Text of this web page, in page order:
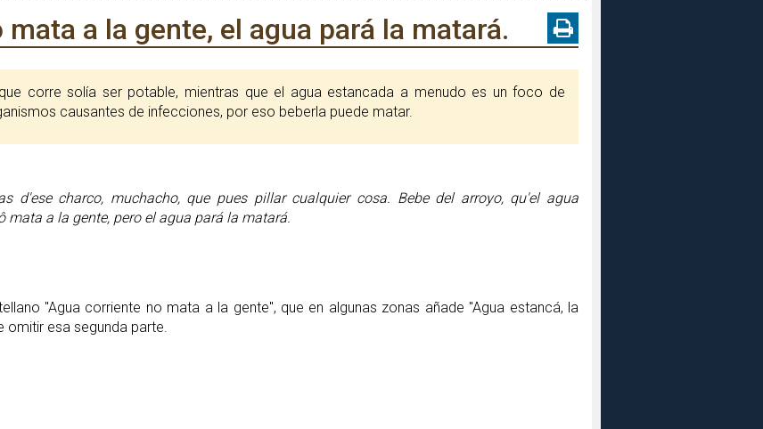
a la gente, el agua pará la matará.
causantes de infecciones, por eso beberla puede matar.
d'ese charco, muchacho, que pues pillar cualquier cosa. Bebe del arroyo, qu'el agua
mata a la gente, pero el agua pará la matará.
"Agua corriente no mata a la gente", que en algunas zonas añade "Agua estancá, la
omitir esa segunda parte.